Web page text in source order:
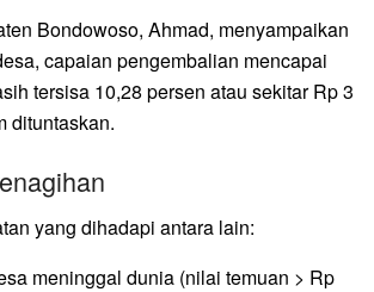
Bondowoso, Ahmad, menyampaikan
capaian pengembalian mencapai
tersisa 10,28 persen atau sekitar Rp 3
dituntaskan.
yang dihadapi antara lain:
meninggal dunia (nilai temuan > Rp